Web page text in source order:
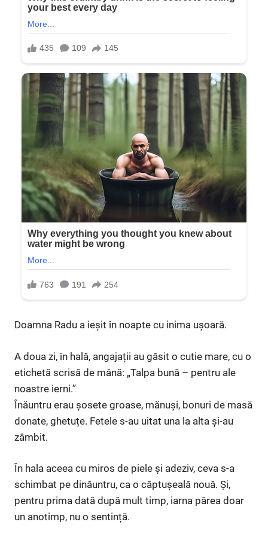
Doamna Radu a ieșit în noapte cu inima ușoară.
A doua zi, în hală, angajații au găsit o cutie mare, cu o
etichetă scrisă de mână: „Talpa bună – pentru ale
noastre ierni.”
Înăuntru erau șosete groase, mănuși, bonuri de masă
donate, ghetuțe. Fetele s-au uitat una la alta și-au
zâmbit.
În hala aceea cu miros de piele și adeziv, ceva s-a
schimbat pe dinăuntru, ca o căptușeală nouă. Și,
pentru prima dată după mult timp, iarna părea doar
un anotimp, nu o sentință.